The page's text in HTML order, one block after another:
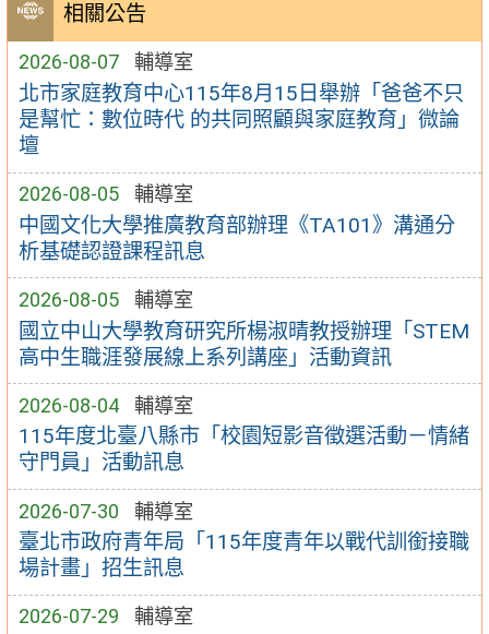
相關公告
2026-08-07 輔導室
北市家庭教育中心115年8月15日舉辦「爸爸不只
是幫忙：數位時代 的共同照顧與家庭教育」微論
壇
2026-08-05 輔導室
中國文化大學推廣教育部辦理《TA101》溝通分
析基礎認證課程訊息
2026-08-05 輔導室
國立中山大學教育研究所楊淑晴教授辦理「STEM
高中生職涯發展線上系列講座」活動資訊
2026-08-04 輔導室
115年度北臺八縣市「校園短影音徵選活動－情緒
守門員」活動訊息
2026-07-30 輔導室
臺北市政府青年局「115年度青年以戰代訓銜接職
場計畫」招生訊息
2026-07-29 輔導室